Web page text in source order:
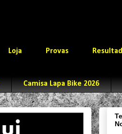
Loja Provas
Camisa Lapa Bike 2026